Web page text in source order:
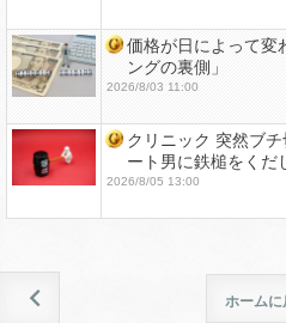
価格が日によって変
ングの裏側」
2026/8/03 11:00
クリニック 突然ブ
ート男に鉄槌をくだ
2026/8/05 13:00
ホームに